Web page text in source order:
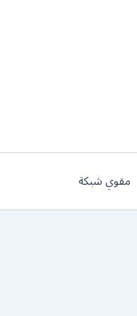
مقوي شبكة